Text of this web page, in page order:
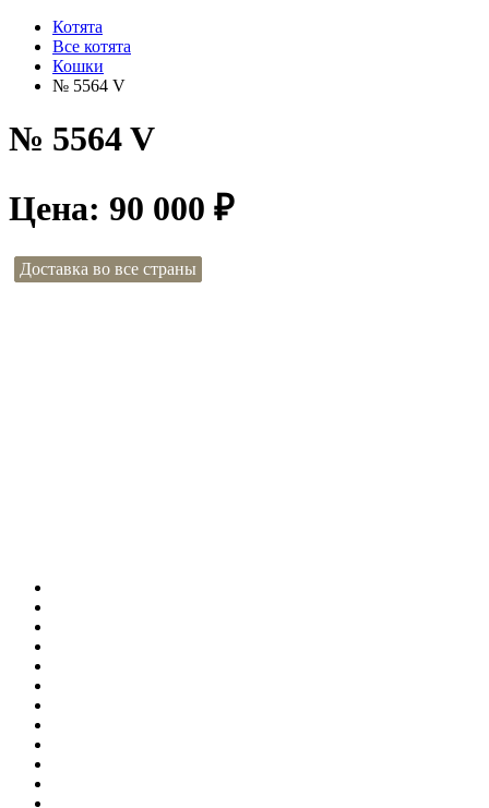
Котята
Все котята
Кошки
№ 5564 V
№ 5564 V
Цена: 90 000 ₽
Доставка во все страны